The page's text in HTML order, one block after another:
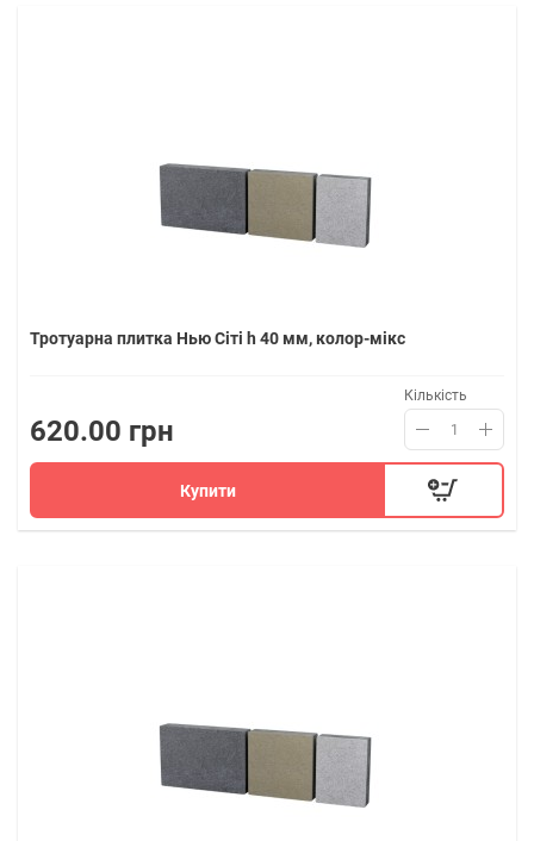
Тротуарна плитка Нью Сіті h 40 мм, колор-мікс
620.00 грн
Кількість
Купити